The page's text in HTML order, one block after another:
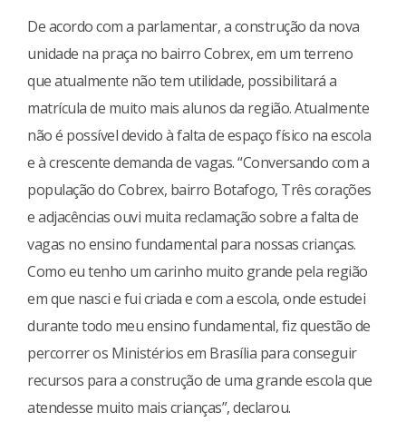
De acordo com a parlamentar, a construção da nova
unidade na praça no bairro Cobrex, em um terreno
que atualmente não tem utilidade, possibilitará a
matrícula de muito mais alunos da região. Atualmente
não é possível devido à falta de espaço físico na escola
e à crescente demanda de vagas. “Conversando com a
população do Cobrex, bairro Botafogo, Três corações
e adjacências ouvi muita reclamação sobre a falta de
vagas no ensino fundamental para nossas crianças.
Como eu tenho um carinho muito grande pela região
em que nasci e fui criada e com a escola, onde estudei
durante todo meu ensino fundamental, fiz questão de
percorrer os Ministérios em Brasília para conseguir
recursos para a construção de uma grande escola que
atendesse muito mais crianças”, declarou.